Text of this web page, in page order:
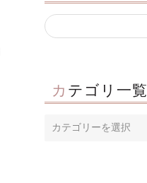
カテゴリ一覧